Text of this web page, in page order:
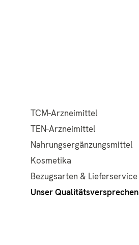
TCM-Arzneimittel
TEN-Arzneimittel
Nahrungsergänzungsmittel
Kosmetika
Bezugsarten & Lieferservice
Unser Qualitätsversprechen